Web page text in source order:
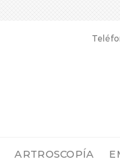
ARTROSCOPÍA